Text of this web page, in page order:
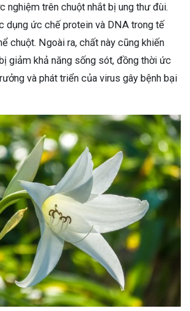
nghiệm trên chuột nhắt bị ung thư đùi.
dụng ức chế protein và DNA trong tế
chuột. Ngoài ra, chất này cũng khiến
giảm khả năng sống sót, đồng thời ức
và phát triển của virus gây bệnh bại